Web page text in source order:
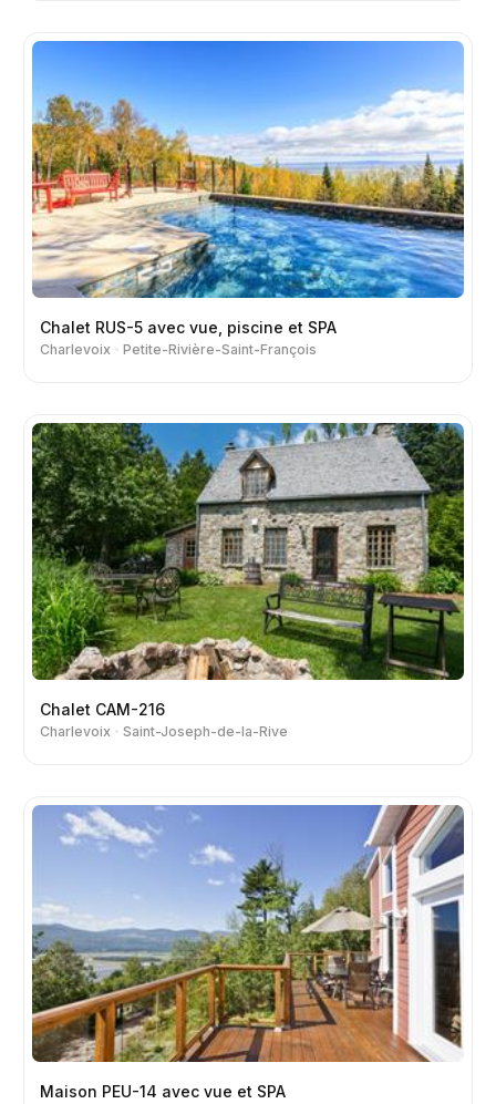
Chalet RUS-5 avec vue, piscine et SPA
Charlevoix Petite-Rivière-Saint-François
Chalet CAM-216
Charlevoix Saint-Joseph-de-la-Rive
Maison PEU-14 avec vue et SPA